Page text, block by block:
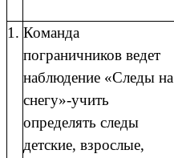
1. Команда
пограничников ведет
наблюдение «Следы на
снегу»-учить
определять следы
детские, взрослые,